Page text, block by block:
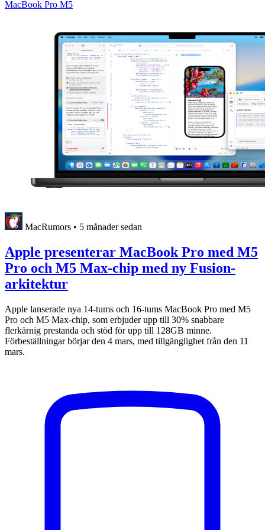
MacBook Pro M5
MacRumors • 5 månader sedan
Apple presenterar MacBook Pro med M5
Pro och M5 Max-chip med ny Fusion-
arkitektur
Apple lanserade nya 14-tums och 16-tums MacBook Pro med M5
Pro och M5 Max-chip, som erbjuder upp till 30% snabbare
flerkärnig prestanda och stöd för upp till 128GB minne.
Förbeställningar börjar den 4 mars, med tillgänglighet från den 11
mars.